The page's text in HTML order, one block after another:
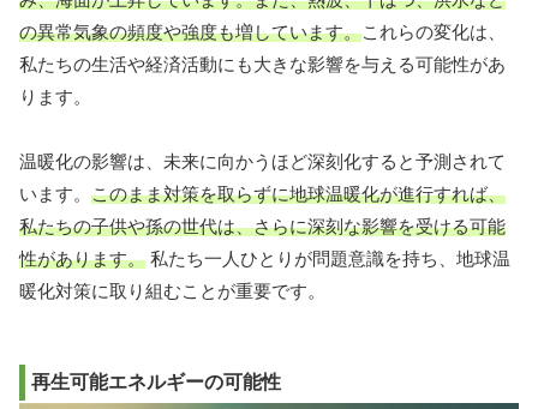
の異常気象の頻度や強度も増しています。これらの変化は、
私たちの生活や経済活動にも大きな影響を与える可能性があ
ります。
温暖化の影響は、未来に向かうほど深刻化すると予測されて
います。 このまま対策を取らずに地球温暖化が進行すれば、
私たちの子供や孫の世代は、さらに深刻な影響を受ける可能
性があります。 私たち一人ひとりが問題意識を持ち、地球温
暖化対策に取り組むことが重要です。
再生可能エネルギーの可能性